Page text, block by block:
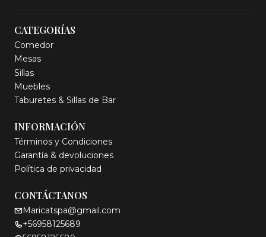
CATEGORÍAS
Comedor
Mesas
Sillas
Muebles
Taburetes & Sillas de Bar
INFORMACIÓN
Términos y Condiciones
Garantía & devoluciones
Política de privacidad
CONTÁCTANOS
Maricatspa@gmail.com
+56958125689